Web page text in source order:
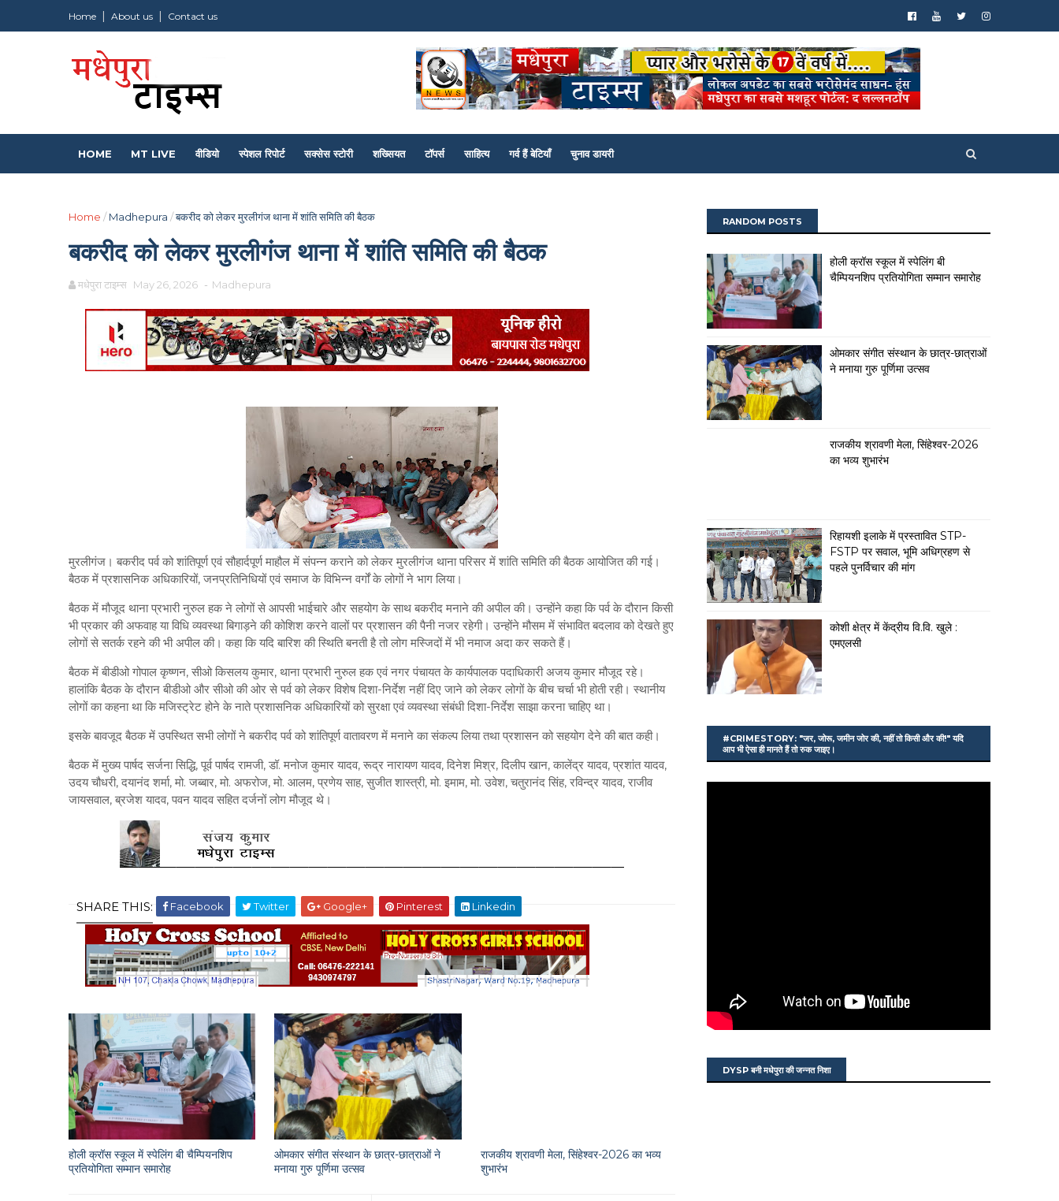
Home About us Contact us
HOME MT LIVE वीडियो स्पेशल रिपोर्ट सक्सेस स्टोरी शख्सियत टॉपर्स साहित्य गर्व हैं बेटियाँ चुनाव डायरी
Home / Madhepura /बकरीद को लेकर मुरलीगंज थाना में शांति समिति की बैठक
बकरीद को लेकर मुरलीगंज थाना में शांति समिति की बैठक
मधेपुरा टाइम्स May 26, 2026 - Madhepura
मुरलीगंज। बकरीद पर्व को शांतिपूर्ण एवं सौहार्दपूर्ण माहौल में संपन्न कराने को लेकर मुरलीगंज थाना परिसर में शांति समिति की बैठक आयोजित की गई।
बैठक में प्रशासनिक अधिकारियों, जनप्रतिनिधियों एवं समाज के विभिन्न वर्गों के लोगों ने भाग लिया।
बैठक में मौजूद थाना प्रभारी नुरुल हक ने लोगों से आपसी भाईचारे और सहयोग के साथ बकरीद मनाने की अपील की। उन्होंने कहा कि पर्व के दौरान किसी
भी प्रकार की अफवाह या विधि व्यवस्था बिगाड़ने की कोशिश करने वालों पर प्रशासन की पैनी नजर रहेगी। उन्होंने मौसम में संभावित बदलाव को देखते हुए
लोगों से सतर्क रहने की भी अपील की। कहा कि यदि बारिश की स्थिति बनती है तो लोग मस्जिदों में भी नमाज अदा कर सकते हैं।
बैठक में बीडीओ गोपाल कृष्णन, सीओ किसलय कुमार, थाना प्रभारी नुरुल हक एवं नगर पंचायत के कार्यपालक पदाधिकारी अजय कुमार मौजूद रहे।
हालांकि बैठक के दौरान बीडीओ और सीओ की ओर से पर्व को लेकर विशेष दिशा-निर्देश नहीं दिए जाने को लेकर लोगों के बीच चर्चा भी होती रही। स्थानीय
लोगों का कहना था कि मजिस्ट्रेट होने के नाते प्रशासनिक अधिकारियों को सुरक्षा एवं व्यवस्था संबंधी दिशा-निर्देश साझा करना चाहिए था।
इसके बावजूद बैठक में उपस्थित सभी लोगों ने बकरीद पर्व को शांतिपूर्ण वातावरण में मनाने का संकल्प लिया तथा प्रशासन को सहयोग देने की बात कही।
बैठक में मुख्य पार्षद सर्जना सिद्धि, पूर्व पार्षद रामजी, डॉ. मनोज कुमार यादव, रूद्र नारायण यादव, दिनेश मिश्र, दिलीप खान, कालेंद्र यादव, प्रशांत यादव,
उदय चौधरी, दयानंद शर्मा, मो. जब्बार, मो. अफरोज, मो. आलम, प्रणेय साह, सुजीत शास्त्री, मो. इमाम, मो. उवेश, चतुरानंद सिंह, रविन्द्र यादव, राजीव
जायसवाल, ब्रजेश यादव, पवन यादव सहित दर्जनों लोग मौजूद थे।
SHARE THIS: Facebook Twitter Google+ Pinterest Linkedin
होली क्रॉस स्कूल में स्पेलिंग बी चैम्पियनशिप
प्रतियोगिता सम्मान समारोह
ओमकार संगीत संस्थान के छात्र-छात्राओं ने
मनाया गुरु पूर्णिमा उत्सव
राजकीय श्रावणी मेला, सिंहेश्वर-2026 का भव्य
शुभारंभ
RANDOM POSTS
होली क्रॉस स्कूल में स्पेलिंग बी
चैम्पियनशिप प्रतियोगिता सम्मान समारोह
ओमकार संगीत संस्थान के छात्र-छात्राओं
ने मनाया गुरु पूर्णिमा उत्सव
राजकीय श्रावणी मेला, सिंहेश्वर-2026
का भव्य शुभारंभ
रिहायशी इलाके में प्रस्तावित STP-
FSTP पर सवाल, भूमि अधिग्रहण से
पहले पुनर्विचार की मांग
कोशी क्षेत्र में केंद्रीय वि.वि. खुले :
एमएलसी
#CRIMESTORY: "जर, जोरू, जमीन जोर की, नहीं तो किसी और की!" यदि
आप भी ऐसा ही मानते हैं तो रुक जाइए।
DYSP बनी मधेपुरा की जन्नत निशा